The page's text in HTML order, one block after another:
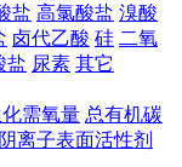
盐 高氯酸盐 溴酸
卤代乙酸 硅 二氧
盐 尿素 其它
需氧量 总有机碳
阴离子表面活性剂